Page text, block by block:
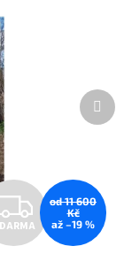
Z
D
od 11 600
Kč
až –19 %